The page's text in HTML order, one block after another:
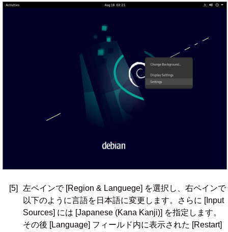
[5]
左ペインで [Region & Languege] を選択し、右ペインで
以下のように言語を日本語に変更します。さらに [Input
Sources] には [Japanese (Kana Kanji)] を指定します。
その後 [Language] フィールド内に表示された [Restart]